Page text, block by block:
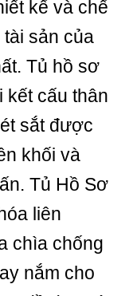
kế và chế
sản của
Tủ hồ sơ
cấu thân
sắt được
khối và
Tủ Hồ Sơ
liên
chìa chống
nắm cho